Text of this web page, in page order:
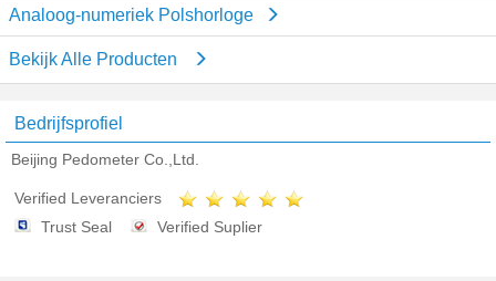
Analoog-numeriek Polshorloge
Bekijk Alle Producten
Bedrijfsprofiel
Beijing Pedometer Co.,Ltd.
Verified Leveranciers
Trust Seal
Verified Suplier